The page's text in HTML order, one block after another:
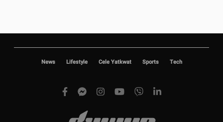
News Lifestyle Cele Yatkwat Sports Tech